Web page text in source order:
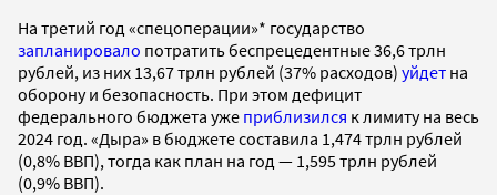
На третий год «спецоперации»* государство
запланировало потратить беспрецедентные 36,6 трлн
рублей, из них 13,67 трлн рублей (37% расходов) уйдет на
оборону и безопасность. При этом дефицит
федерального бюджета уже приблизился к лимиту на весь
2024 год. «Дыра» в бюджете составила 1,474 трлн рублей
(0,8% ВВП), тогда как план на год — 1,595 трлн рублей
(0,9% ВВП).